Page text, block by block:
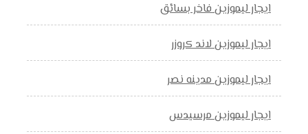
ايجار ليموزين فاخر بسائق
ايجار ليموزين لاند كروزر
ايجار ليموزين مدينه نصر
ايجار ليموزين مرسيدس